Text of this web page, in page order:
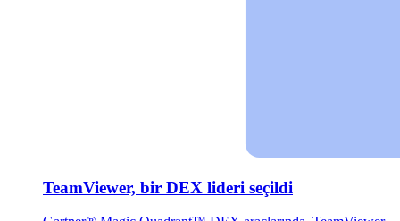
TeamViewer, bir DEX lideri seçildi